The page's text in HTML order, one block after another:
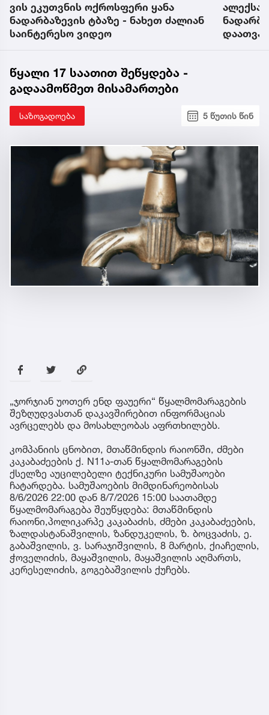
ვის ეკუთვნის ოქროსფერი ყანა
ნადარბაზევის ტბაზე - ნახეთ ძალიან
საინტერესო ვიდეო
წყალი 17 საათით შეწყდება -
გადაამოწმეთ მისამართები
საზოგადოება 5 წუთის წინ
„ჯორჯიან უოთერ ენდ ფაუერი“ წყალმომარაგების
შეზღუდვასთან დაკავშირებით ინფორმაციას
ავრცელებს და მოსახლეობას აფრთხილებს.
კომპანიის ცნობით, მთაწმინდის რაიონში, ძმები
კაკაბაძეების ქ. N11ა-თან წყალმომარაგების
ქსელზე აუცილებელი ტექნიკური სამუშაოები
ჩატარდება. სამუშაოების მიმდინარეობისას
8/6/2026 22:00 დან 8/7/2026 15:00 საათამდე
წყალმომარაგება შეუწყდება: მთაწმინდის
რაიონი,პოლიკარპე კაკაბაძის, ძმები კაკაბაძეების,
ზალდასტანაშვილის, ზანდუკელის, ზ. ბოცვაძის, ე.
გაბაშვილის, ვ. სარაჯიშვილის, 8 მარტის, ქიაჩელის,
ჭოველიძის, მაყაშვილის, მაყაშვილის აღმართს,
კერესელიძის, გოგებაშვილის ქუჩებს.